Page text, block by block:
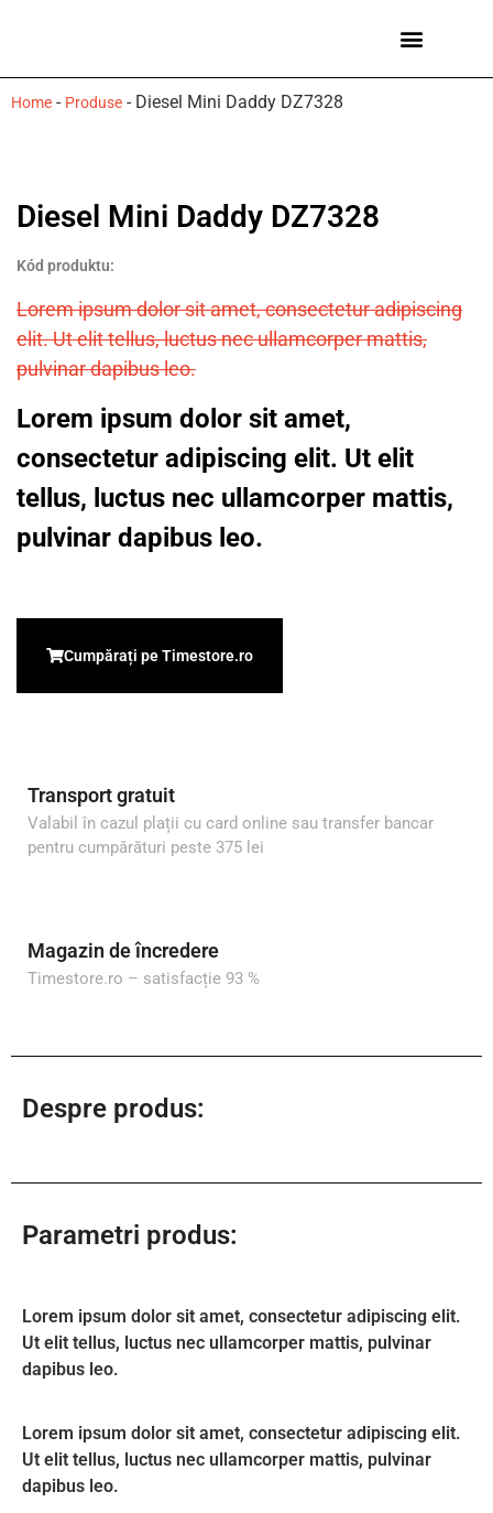
Home - Produse - Diesel Mini Daddy DZ7328
Diesel Mini Daddy DZ7328
Kód produktu:
Lorem ipsum dolor sit amet, consectetur adipiscing
elit. Ut elit tellus, luctus nec ullamcorper mattis,
pulvinar dapibus leo.
Lorem ipsum dolor sit amet,
consectetur adipiscing elit. Ut elit
tellus, luctus nec ullamcorper mattis,
pulvinar dapibus leo.
Cumpărați pe Timestore.ro
Transport gratuit
Valabil în cazul plații cu card online sau transfer bancar
pentru cumpărături peste 375 lei
Magazin de încredere
Timestore.ro – satisfacție 93 %
Despre produs:
Parametri produs:
Lorem ipsum dolor sit amet, consectetur adipiscing elit.
Ut elit tellus, luctus nec ullamcorper mattis, pulvinar
dapibus leo.
Lorem ipsum dolor sit amet, consectetur adipiscing elit.
Ut elit tellus, luctus nec ullamcorper mattis, pulvinar
dapibus leo.